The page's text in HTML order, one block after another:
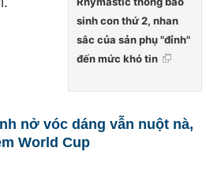
sinh con thứ 2, nhan
sắc của sản phụ "đỉnh"
đến mức khó tin
nở vóc dáng vẫn nuột nà,
World Cup